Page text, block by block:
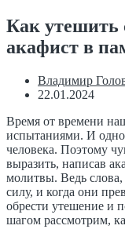
Как утешить
акафист в
Владимир
22.01.2024
Время от времени
испытаниями. И
человека. Поэтомy
выразить, написав
молитвы. Ведь
силу, и когда они
обрести утешение и
шагом рассмотрим,